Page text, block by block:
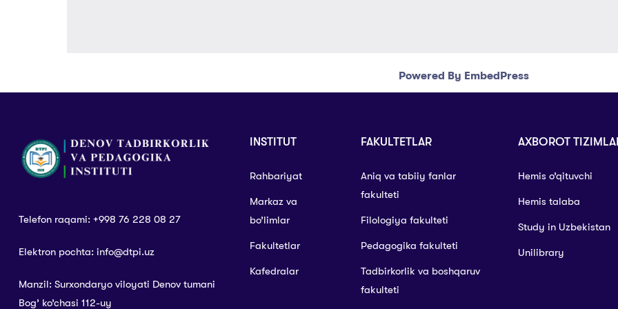
Powered By EmbedPress
Telefon raqami: +998 76 228 08 27
Elektron pochta: info@dtpi.uz
Manzil: Surxondaryo viloyati Denov tumani
Bog’ ko’chasi 112-uy
INSTITUT
Rahbariyat
Markaz va
bo’limlar
Fakultetlar
Kafedralar
FAKULTETLAR
Aniq va tabiiy fanlar
fakulteti
Filologiya fakulteti
Pedagogika fakulteti
Tadbirkorlik va boshqaruv
fakulteti
AXBOROT
Hemis o’qituvchi
Hemis talaba
Study in Uzbekistan
Unilibrary